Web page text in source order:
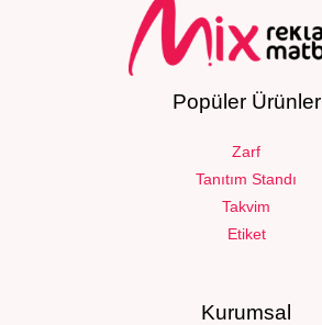
Popüler Ürünler
Zarf
Tanıtım Standı
Takvim
Etiket
Kurumsal